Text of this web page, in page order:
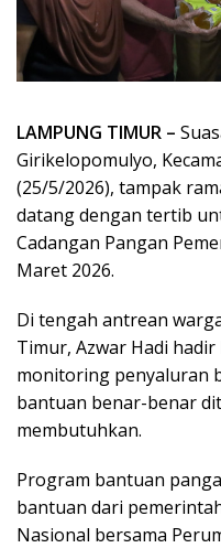
LAMPUNG TIMUR –
Girikelopomulyo,
(25/5/2026), tampak
datang dengan tertib
Cadangan Pangan
Maret 2026.
Di tengah antrean
Timur, Azwar Hadi
monitoring penyaluran
bantuan benar-benar
membutuhkan.
Program bantuan
bantuan dari
Nasional bersama